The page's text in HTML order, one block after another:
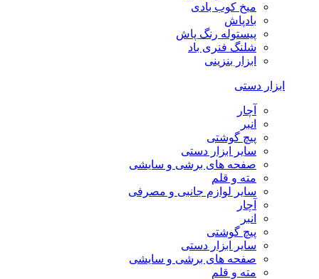
میخ کوب بادی
بادپاش
پیستوله رنگ پاش
شلنگ فنری باد
ابزار بنزینی
ابزار دستی
آچار
انبر
پیچ گوشتی
سایر ابزار دستی
صفحه های برشی و سایشی
مته و قلم
سایر لوازم جانبی و مصرفی
آچار
انبر
پیچ گوشتی
سایر ابزار دستی
صفحه های برشی و سایشی
مته و قلم